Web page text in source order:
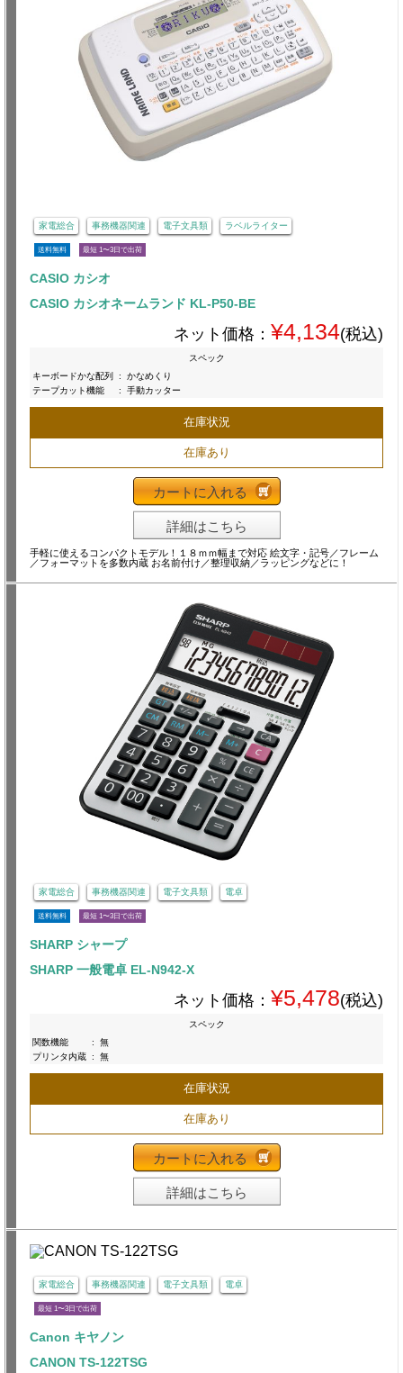
家電総合 事務機器関連 電子文具類 ラベルライター
送料無料 最短 1〜3日で出荷
CASIO カシオ
CASIO カシオネームランド KL-P50-BE
ネット価格： ¥4,134(税込)
スペック
キーボードかな配列
:
かなめくり
テープカット機能
: 手動カッター
在庫状況
在庫あり
カートに入れる
詳細はこちら
手軽に使えるコンパクトモデル！１８ｍｍ幅まで対応 絵文字・記号／フレーム
／フォーマットを多数内蔵 お名前付け／整理収納／ラッピングなどに！
家電総合 事務機器関連 電子文具類 電卓
送料無料 最短 1〜3日で出荷
SHARP シャープ
SHARP 一般電卓 EL-N942-X
ネット価格： ¥5,478(税込)
スペック
関数機能
:
無
プリンタ内蔵 : 無
在庫状況
在庫あり
カートに入れる
詳細はこちら
家電総合 事務機器関連 電子文具類 電卓
最短 1〜3日で出荷
Canon キヤノン
CANON TS-122TSG